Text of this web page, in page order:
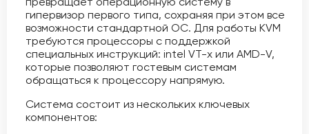
гипервизор первого типа, сохраняя при этом все
возможности стандартной ОС. Для работы KVM
требуются процессоры с поддержкой
специальных инструкций: intel VT-x или AMD-V,
которые позволяют гостевым системам
обращаться к процессору напрямую.
Система состоит из нескольких ключевых
компонентов: